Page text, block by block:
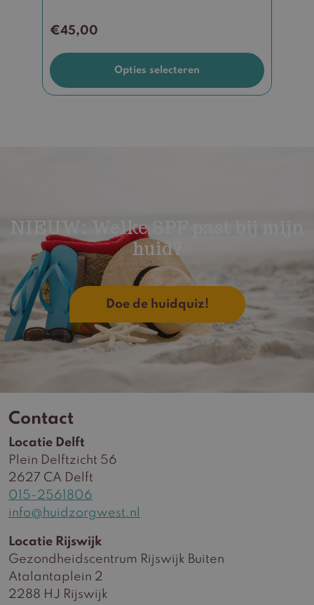
€45,00
Opties selecteren
NIEUW: Welke SPF past bij mijn
huid?
Doe de huidquiz!
Contact
Locatie Delft
Plein Delftzicht 56
2627 CA Delft
015-2561806
info@huidzorgwest.nl
Locatie Rijswijk
Gezondheidscentrum Rijswijk Buiten
Atalantaplein 2
2288 HJ Rijswijk